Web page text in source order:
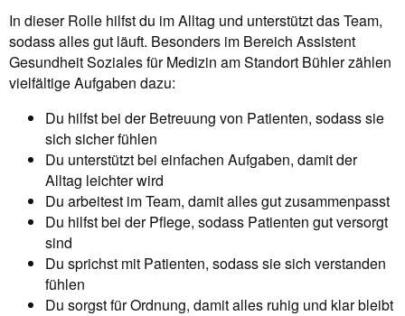
In dieser Rolle hilfst du im Alltag und unterstützt das Team,
sodass alles gut läuft. Besonders im Bereich Assistent
Gesundheit Soziales für Medizin am Standort Bühler zählen
vielfältige Aufgaben dazu:
Du hilfst bei der Betreuung von Patienten, sodass sie
sich sicher fühlen
Du unterstützt bei einfachen Aufgaben, damit der
Alltag leichter wird
Du arbeitest im Team, damit alles gut zusammenpasst
Du hilfst bei der Pflege, sodass Patienten gut versorgt
sind
Du sprichst mit Patienten, sodass sie sich verstanden
fühlen
Du sorgst für Ordnung, damit alles ruhig und klar bleibt